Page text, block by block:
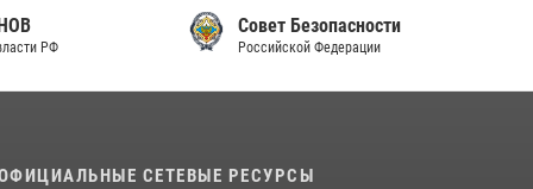
законодательства (видео)
30 июля 2026, 08:00 1
Совет Безопасности
Российской Федерации
СЕТЕВЫЕ РЕСУРСЫ